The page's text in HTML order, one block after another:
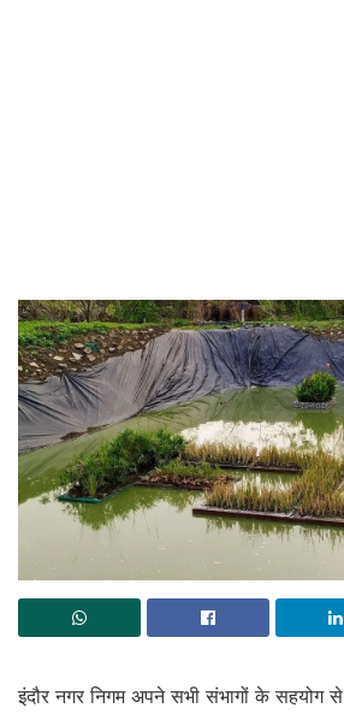
इंदौर नगर निगम अपने सभी संभागों के सहयोग से